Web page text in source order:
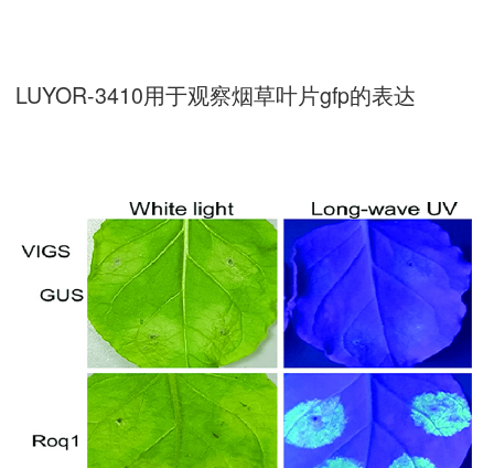
LUYOR-3410用于观察烟草叶片gfp的表达